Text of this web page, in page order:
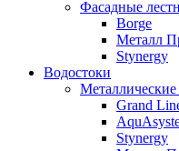
Фасадные
Borge
Металл
Stynergy
Водостоки
Металлические
Grand
Stynergy